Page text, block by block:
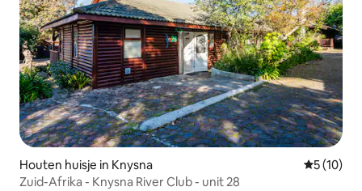
Houten huisje in Knysna
5 (10)
Zuid-Afrika - Knysna River Club - unit 28